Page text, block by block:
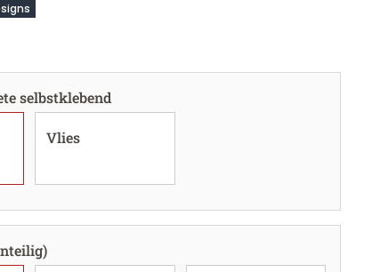
selbstklebend
Vlies